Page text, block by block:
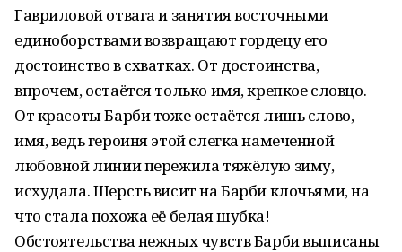
Гавриловой отвага и занятия восточными
единоборствами возвращают гордецу его
достоинство в схватках. От достоинства,
впрочем, остаётся только имя, крепкое словцо.
От красоты Барби тоже остаётся лишь слово,
имя, ведь героиня этой слегка намеченной
любовной линии пережила тяжёлую зиму,
исхудала. Шерсть висит на Барби клочьями, на
что стала похожа её белая шубка!
Обстоятельства нежных чувств Барби выписаны